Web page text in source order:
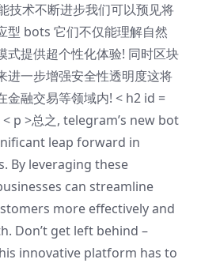
技术不断进步我们可以预见将
型 bots 它们不仅能理解自然
式提供超个性化体验! 同时区块
进一步增强安全性透明度这将
金融交易等领域内! < h2 id =
p >总之, telegram’s new bot
leap forward in
By leveraging these
can streamline
more effectively and
Don’t get left behind –
innovative platform has to